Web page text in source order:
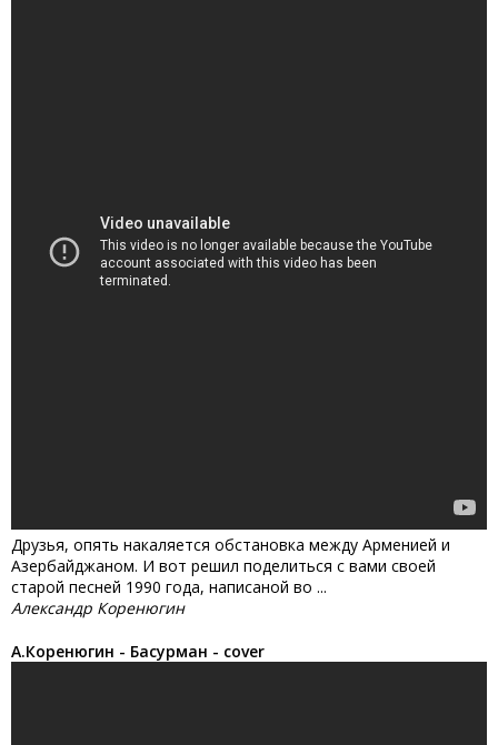
Друзья, опять накаляется обстановка между Арменией и
Азербайджаном. И вот решил поделиться с вами своей
старой песней 1990 года, написаной во ...
Александр Коренюгин
А.Коренюгин - Басурман - cover